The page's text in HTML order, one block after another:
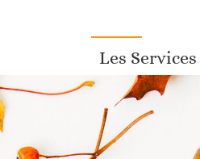
Les Services